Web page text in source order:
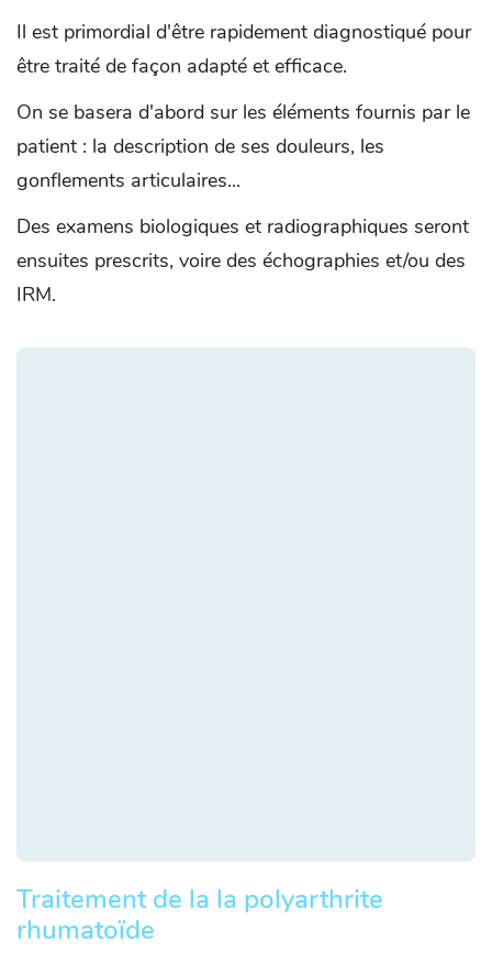
Il est primordial d'être rapidement diagnostiqué pour
être traité de façon adapté et efficace.
On se basera d'abord sur les éléments fournis par le
patient : la description de ses douleurs, les
gonflements articulaires...
Des examens biologiques et radiographiques seront
ensuites prescrits, voire des échographies et/ou des
IRM.
Traitement de la la polyarthrite
rhumatoïde